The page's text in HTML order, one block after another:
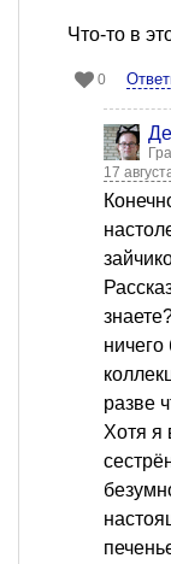
Что-то в
0
17
ничего
разве
Хотя я